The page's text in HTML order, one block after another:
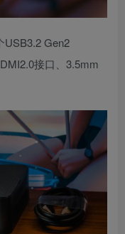
Gen2
接口、3.5mm